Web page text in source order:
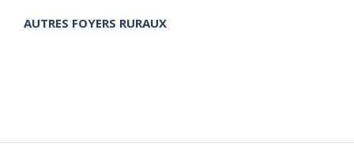
AUTRES FOYERS RURAUX